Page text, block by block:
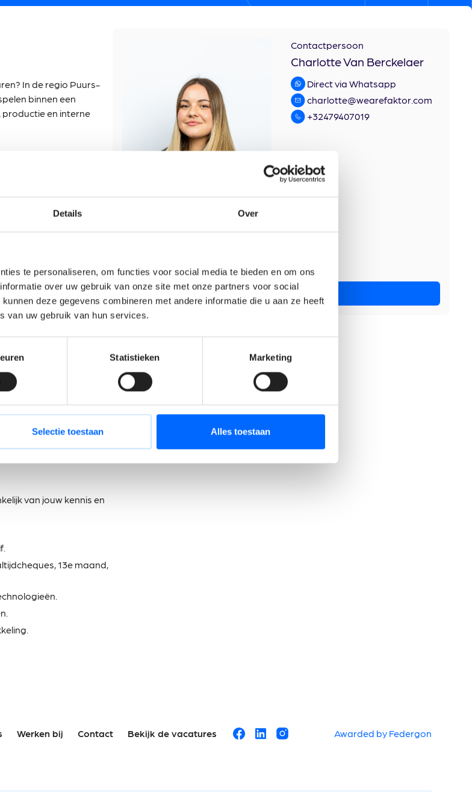
Details Over
te personaliseren, om functies voor social media te bieden en om ons
over uw gebruik van onze site met onze partners voor social
deze gegevens combineren met andere informatie die u aan ze heeft
van uw gebruik van hun services.
Statistieken Marketing
Selectie toestaan Alles toestaan
In de regio Puurs-
binnen een
en interne
te realiseren.
in.
te voorzien.
en Engels.
van jouw kennis en
13e maand,
Contactpersoon
Charlotte Van Berckelaer
Direct via Whatsapp
charlotte@wearefaktor.com
+32479407019
Nu solliciteren
Werken bij Contact Bekijk de vacatures Awarded by Federgon